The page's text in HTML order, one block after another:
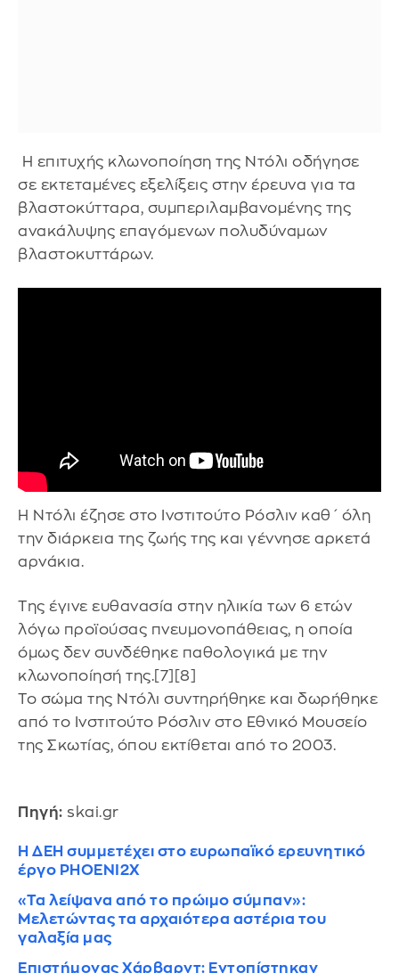
Η επιτυχής κλωνοποίηση της Ντόλι οδήγησε
σε εκτεταμένες εξελίξεις στην έρευνα για τα
βλαστοκύτταρα, συμπεριλαμβανομένης της
ανακάλυψης επαγόμενων πολυδύναμων
βλαστοκυττάρων.
Η Ντόλι έζησε στο Ινστιτούτο Ρόσλιν καθ΄ όλη
την διάρκεια της ζωής της και γέννησε αρκετά
αρνάκια.
Της έγινε ευθανασία στην ηλικία των 6 ετών
λόγω προϊούσας πνευμονοπάθειας, η οποία
όμως δεν συνδέθηκε παθολογικά με την
κλωνοποίησή της.[7][8]
Το σώμα της Ντόλι συντηρήθηκε και δωρήθηκε
από το Ινστιτούτο Ρόσλιν στο Εθνικό Μουσείο
της Σκωτίας, όπου εκτίθεται από το 2003.
Πηγή: skai.gr
Η ΔΕΗ συμμετέχει στο ευρωπαϊκό ερευνητικό
έργο PHOENI2X
«Τα λείψανα από το πρώιμο σύμπαν»:
Μελετώντας τα αρχαιότερα αστέρια του
γαλαξία μας
Επιστήμονας Χάρβαρντ: Εντοπίστηκαν